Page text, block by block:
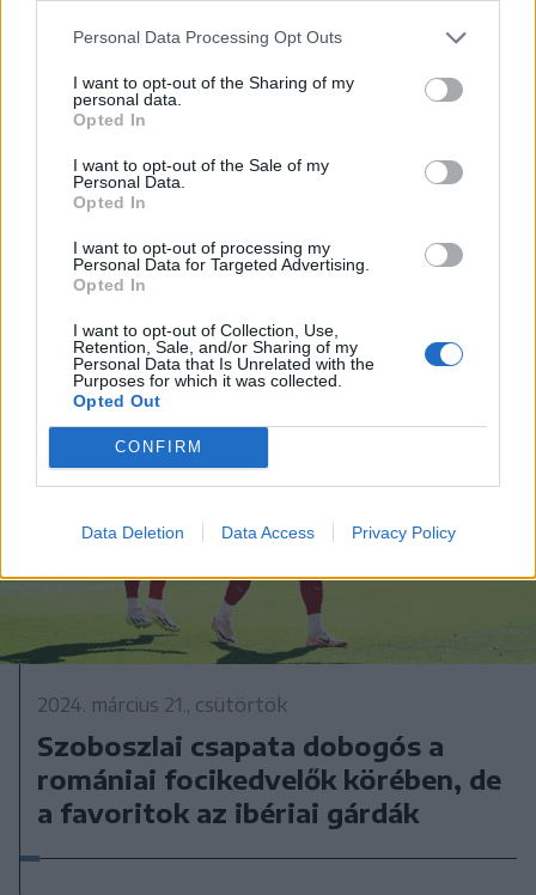
Personal Data Processing Opt Outs
I want to opt-out of the Sharing of my
personal data.
Opted In
I want to opt-out of the Sale of my
Personal Data.
Opted In
I want to opt-out of processing my
Personal Data for Targeted Advertising.
Opted In
I want to opt-out of Collection, Use,
Retention, Sale, and/or Sharing of my
Personal Data that Is Unrelated with the
Purposes for which it was collected.
Opted Out
CONFIRM
Data Deletion Data Access Privacy Policy
2024. október 20., vasárnap
Real Madrid: Modrić megdöntötte
Puskás rekordját
2024. március 21., csütörtök
Szoboszlai csapata dobogós a
romániai focikedvelők körében, de
a favoritok az ibériai gárdák